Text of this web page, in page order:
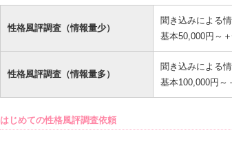
性格風評調査（情報量少）
聞き込みによる
基本50,000円～
性格風評調査（情報量多）
聞き込みによる
基本100,000円～
はじめての性格風評調査依頼